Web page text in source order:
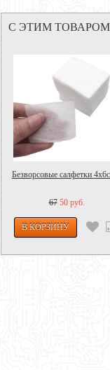
С ЭТИМ
Безворсовые салфетки
67 50 руб.